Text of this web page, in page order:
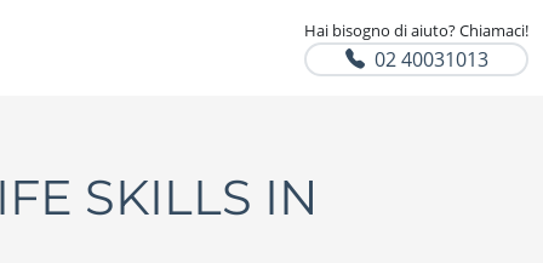
Hai bisogno di aiuto? Chiamaci!
02 40031013
SKILLS IN